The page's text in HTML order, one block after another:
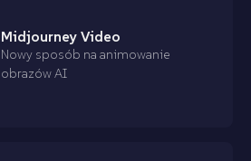
Midjourney Video
Nowy sposób na animowanie
obrazów AI